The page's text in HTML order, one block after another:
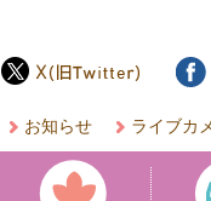
お知らせ ライブカ